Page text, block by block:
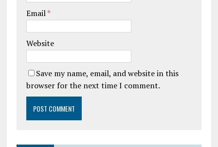
Email*
Website
Save my name, email, and website in this
browser for the next time I comment.